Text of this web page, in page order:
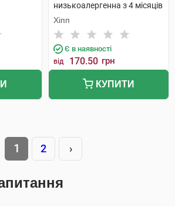
низькоалергенна з 4 місяців
200 г 1 коробка
Хіпп
Є в наявності
від 170.50 грн
КУПИТИ
1 2 ›